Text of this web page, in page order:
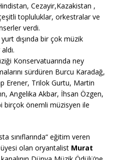
Cezayir,Kazakistan ,
topluluklar, orkestralar ve
verdi.
dışında bir çok müzik
Konservatuarında ney
sürdüren Burcu Karadağ,
Erener, Trilok Gurtu, Martin
Angelika Akbar, İhsan Özgen,
birçok önemli müzisyen ile
sınıflarında“ eğitim veren
olan oryantalist Murat